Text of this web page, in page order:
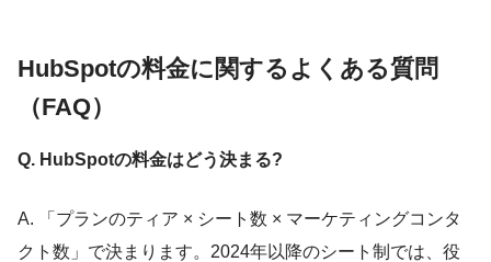
HubSpotの料金に関するよくある質問
（FAQ）
Q. HubSpotの料金はどう決まる?
A. 「プランのティア × シート数 × マーケティングコンタ
クト数」で決まります。2024年以降のシート制では、役